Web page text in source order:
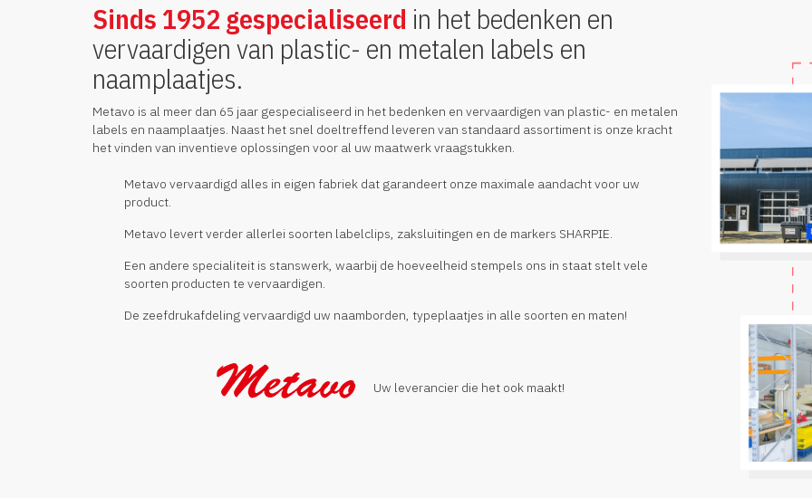
Sinds 1952 gespecialiseerd in het bedenken en
vervaardigen van plastic- en metalen labels en
naamplaatjes.
Metavo is al meer dan 65 jaar gespecialiseerd in het bedenken en vervaardigen van plastic- en metalen
labels en naamplaatjes. Naast het snel doeltreffend leveren van standaard assortiment is onze kracht
het vinden van inventieve oplossingen voor al uw maatwerk vraagstukken.
Metavo vervaardigd alles in eigen fabriek dat garandeert onze maximale aandacht voor uw
product.
Metavo levert verder allerlei soorten labelclips, zaksluitingen en de markers SHARPIE.
Een andere specialiteit is stanswerk, waarbij de hoeveelheid stempels ons in staat stelt vele
soorten producten te vervaardigen.
De zeefdrukafdeling vervaardigd uw naamborden, typeplaatjes in alle soorten en maten!